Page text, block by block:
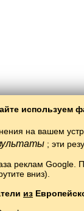
используем
на вашем
; эти
реклам Google.
вниз).
из